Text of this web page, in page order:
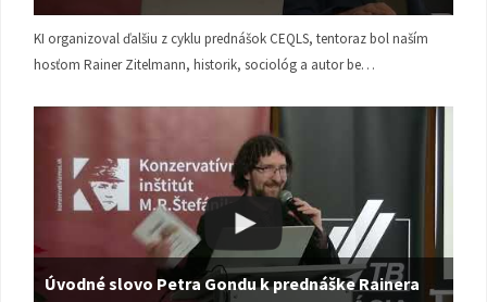
KI organizoval ďalšiu z cyklu prednášok CEQLS, tentoraz bol naším
hosťom Rainer Zitelmann, historik, sociológ a autor be…
Úvodné slovo Petra Gondu k prednáške Rainera